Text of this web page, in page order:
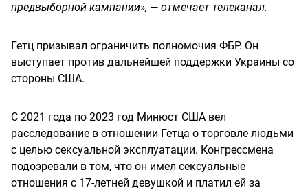
предвыборной кампании», — отмечает телеканал.
Гетц призывал ограничить полномочия ФБР. Он
выступает против дальнейшей поддержки Украины со
стороны США.
C 2021 года по 2023 год Минюст США вел
расследование в отношении Гетца о торговле людьми
с целью сексуальной эксплуатации. Конгрессмена
подозревали в том, что он имел сексуальные
отношения с 17-летней девушкой и платил ей за